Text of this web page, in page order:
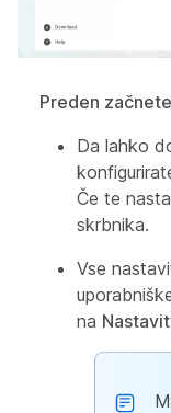
Preden začnete
Da lahko
Če te
skrbnika.
Vse
na